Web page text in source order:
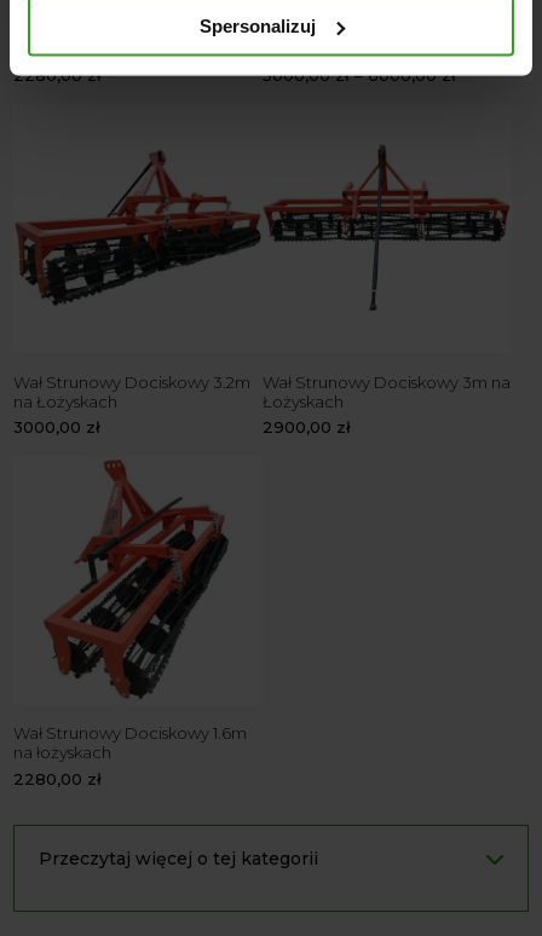
Spersonalizuj
Wał Strunowy Dociskowy 1.8m
na Łożyskach
2280,00zł
Wał kolczasty mulczujący
uprawiający
5000,00zł–6000,00zł
Wał Strunowy Dociskowy 3.2m
na Łożyskach
3000,00 zł
Wał Strunowy Dociskowy 3m na
Łożyskach
2900,00 zł
Wał Strunowy Dociskowy 1.6m
na łożyskach
2280,00 zł
Przeczytaj więcej o tej kategorii